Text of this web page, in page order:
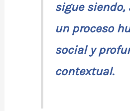
sigue siendo,
un proceso
social y
contextual.